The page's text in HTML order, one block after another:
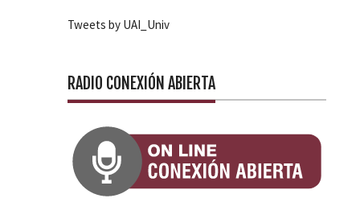
Tweets by UAI_Univ
RADIO CONEXIÓN ABIERTA